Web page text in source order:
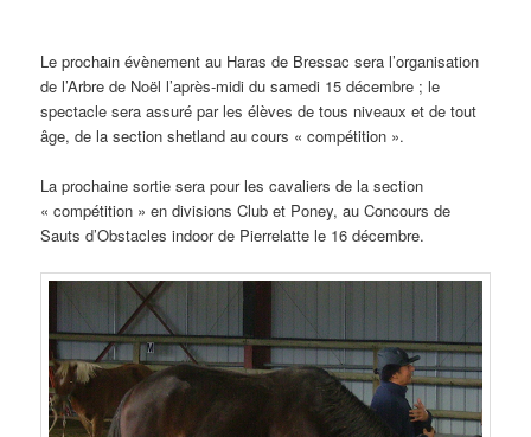
Le prochain évènement au Haras de Bressac sera l’organisation
de l’Arbre de Noël l’après-midi du samedi 15 décembre ; le
spectacle sera assuré par les élèves de tous niveaux et de tout
âge, de la section shetland au cours « compétition ».
La prochaine sortie sera pour les cavaliers de la section
« compétition » en divisions Club et Poney, au Concours de
Sauts d’Obstacles indoor de Pierrelatte le 16 décembre.